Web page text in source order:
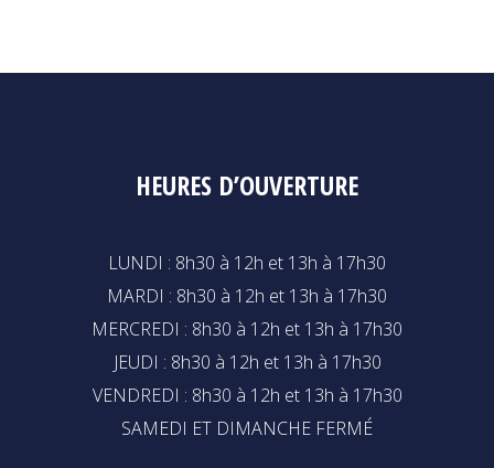
HEURES D’OUVERTURE
LUNDI : 8h30 à 12h et 13h à 17h30
MARDI : 8h30 à 12h et 13h à 17h30
MERCREDI : 8h30 à 12h et 13h à 17h30
JEUDI : 8h30 à 12h et 13h à 17h30
VENDREDI : 8h30 à 12h et 13h à 17h30
SAMEDI ET DIMANCHE FERMÉ